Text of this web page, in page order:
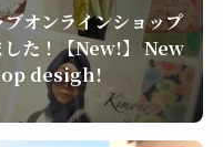
オンラインショップ
した！【New!】 New
desigh!